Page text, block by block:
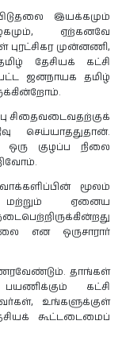
இயக்கமும்
ஏற்கனவே
புரட்சிகர முன்னணி,
தேசியக் கட்சி
ஜனநாயக தமிழ்
சிதைவடைவதற்குக்
செய்யாததுதான்.
ஒரு குழப்ப நிலை
மூலம்
மற்றும் ஏனைய
என ஒருசாரார்
தாங்கள்
கட்சி
உங்களுக்குள்
கூட்டடைமைப்